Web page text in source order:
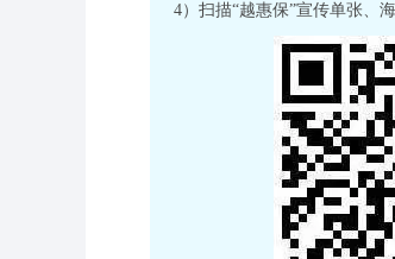
4）扫描“越惠保”宣传单张、